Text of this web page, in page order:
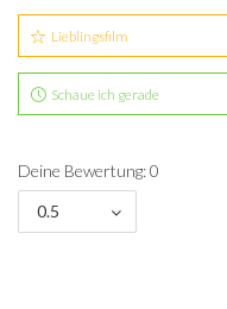
Lieblingsfilm
Schaue ich gerade
Deine Bewertung: 0
0.5